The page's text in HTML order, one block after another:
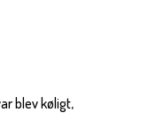
blev køligt,